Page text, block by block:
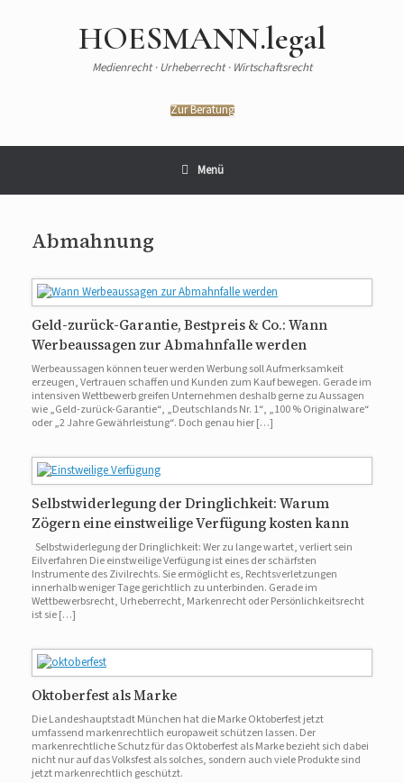
HOESMANN.legal
Medienrecht · Urheberrecht · Wirtschaftsrecht
Zur Beratung
Menü
Abmahnung
Geld-zurück-Garantie, Bestpreis & Co.: Wann
Werbeaussagen zur Abmahnfalle werden
Werbeaussagen können teuer werden Werbung soll Aufmerksamkeit
erzeugen, Vertrauen schaffen und Kunden zum Kauf bewegen. Gerade im
intensiven Wettbewerb greifen Unternehmen deshalb gerne zu Aussagen
wie „Geld-zurück-Garantie“, „Deutschlands Nr. 1“, „100 % Originalware“
oder „2 Jahre Gewährleistung“. Doch genau hier […]
Selbstwiderlegung der Dringlichkeit: Warum
Zögern eine einstweilige Verfügung kosten kann
Selbstwiderlegung der Dringlichkeit: Wer zu lange wartet, verliert sein
Eilverfahren Die einstweilige Verfügung ist eines der schärfsten
Instrumente des Zivilrechts. Sie ermöglicht es, Rechtsverletzungen
innerhalb weniger Tage gerichtlich zu unterbinden. Gerade im
Wettbewerbsrecht, Urheberrecht, Markenrecht oder Persönlichkeitsrecht
ist sie […]
Oktoberfest als Marke
Die Landeshauptstadt München hat die Marke Oktoberfest jetzt
umfassend markenrechtlich europaweit schützen lassen. Der
markenrechtliche Schutz für das Oktoberfest als Marke bezieht sich dabei
nicht nur auf das Volksfest als solches, sondern auch viele Produkte sind
jetzt markenrechtlich geschützt.